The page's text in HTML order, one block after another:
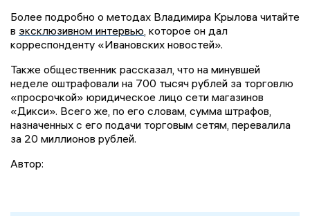
Более подробно о методах Владимира Крылова читайте
в эксклюзивном интервью, которое он дал
корреспонденту «Ивановских новостей».
Также общественник рассказал, что на минувшей
неделе оштрафовали на 700 тысяч рублей за торговлю
«просрочкой» юридическое лицо сети магазинов
«Дикси». Всего же, по его словам, сумма штрафов,
назначенных с его подачи торговым сетям, перевалила
за 20 миллионов рублей.
Автор: